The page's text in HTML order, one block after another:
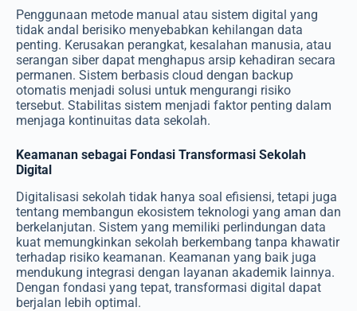
Penggunaan metode manual atau sistem digital yang
tidak andal berisiko menyebabkan kehilangan data
penting. Kerusakan perangkat, kesalahan manusia, atau
serangan siber dapat menghapus arsip kehadiran secara
permanen. Sistem berbasis cloud dengan backup
otomatis menjadi solusi untuk mengurangi risiko
tersebut. Stabilitas sistem menjadi faktor penting dalam
menjaga kontinuitas data sekolah.
Keamanan sebagai Fondasi Transformasi Sekolah
Digital
Digitalisasi sekolah tidak hanya soal efisiensi, tetapi juga
tentang membangun ekosistem teknologi yang aman dan
berkelanjutan. Sistem yang memiliki perlindungan data
kuat memungkinkan sekolah berkembang tanpa khawatir
terhadap risiko keamanan. Keamanan yang baik juga
mendukung integrasi dengan layanan akademik lainnya.
Dengan fondasi yang tepat, transformasi digital dapat
berjalan lebih optimal.